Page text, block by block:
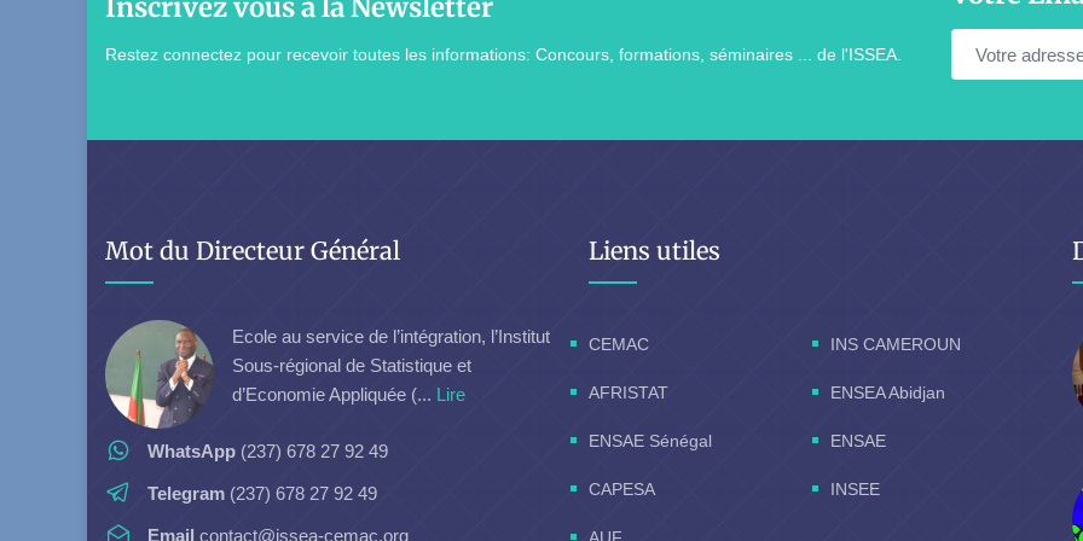
Restez connectez pour recevoir toutes les informations: Concours, formations, séminaires ... de l'ISSEA.
Mot du Directeur Général
Ecole au service de l’intégration, l’Institut
Sous-régional de Statistique et
d’Economie Appliquée (... Lire
WhatsApp (237) 678 27 92 49
Telegram (237) 678 27 92 49
Email contact@issea-cemac.org
Liens utiles
CEMAC INS CAMEROUN
AFRISTAT ENSEA Abidjan
ENSAE Sénégal ENSAE
CAPESA INSEE